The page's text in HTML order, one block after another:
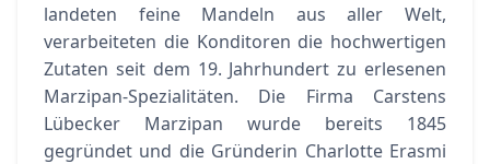
landeten feine Mandeln aus aller Welt,
verarbeiteten die Konditoren die hochwertigen
Zutaten seit dem 19. Jahrhundert zu erlesenen
Marzipan-Spezialitäten. Die Firma Carstens
Lübecker Marzipan wurde bereits 1845
gegründet und die Gründerin Charlotte Erasmi